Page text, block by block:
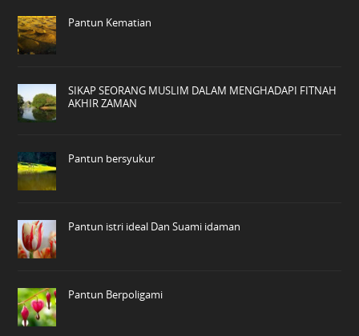
Pantun Kematian
SIKAP SEORANG MUSLIM DALAM MENGHADAPI FITNAH
AKHIR ZAMAN
Pantun bersyukur
Pantun istri ideal Dan Suami idaman
Pantun Berpoligami